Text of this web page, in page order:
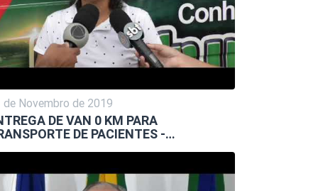
de Novembro de 2019
DE VAN 0 KM PARA
DE PACIENTES -…